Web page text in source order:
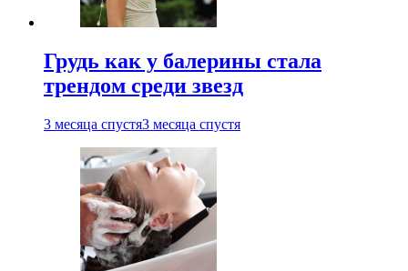
Грудь как у балерины стала
трендом среди звезд
3 месяца спустя3 месяца спустя